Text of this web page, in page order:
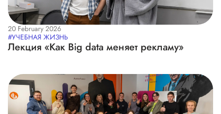
20 February 2026
#УЧЕБНАЯ ЖИЗНЬ
Лекция «Как Big data меняет рекламу»